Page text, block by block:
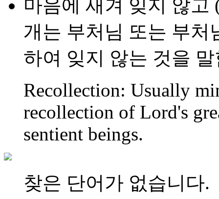
마음에 새겨 잊지 않고
개는 부처님 또는 부처
하여 잊지 않는 것을 말
Recollection: Usually
recollection of Lord's
sentient beings.
찾은 단어가 없습니다.